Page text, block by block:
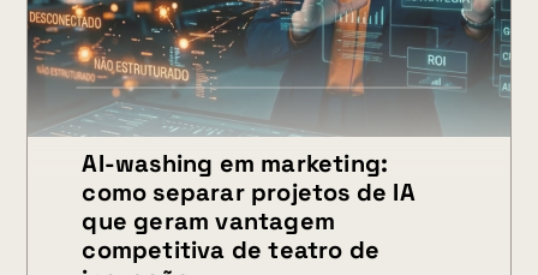
AI-washing em marketing:
como separar projetos de IA
que geram vantagem
competitiva de teatro de